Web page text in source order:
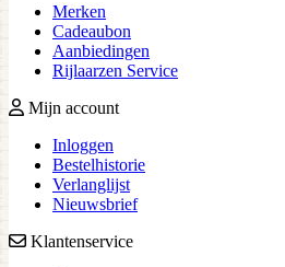
Merken
Cadeaubon
Aanbiedingen
Rijlaarzen Service
Mijn account
Inloggen
Bestelhistorie
Verlanglijst
Nieuwsbrief
Klantenservice